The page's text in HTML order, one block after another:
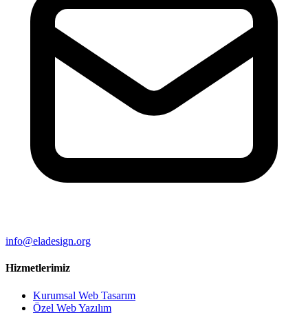
info@eladesign.org
Hizmetlerimiz
Kurumsal Web Tasarım
Özel Web Yazılım